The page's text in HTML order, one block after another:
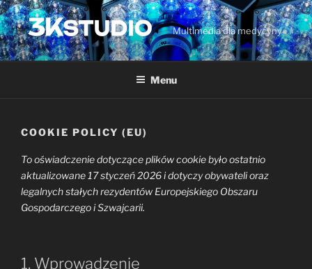
Przejdź
do
treści
Multimedia dla medycyny
Menu
COOKIE POLICY (EU)
To oświadczenie dotyczące plików cookie było ostatnio
aktualizowane 17 styczeń 2026 i dotyczy obywateli oraz
legalnych stałych rezydentów Europejskiego Obszaru
Gospodarczego i Szwajcarii.
1. Wprowadzenie